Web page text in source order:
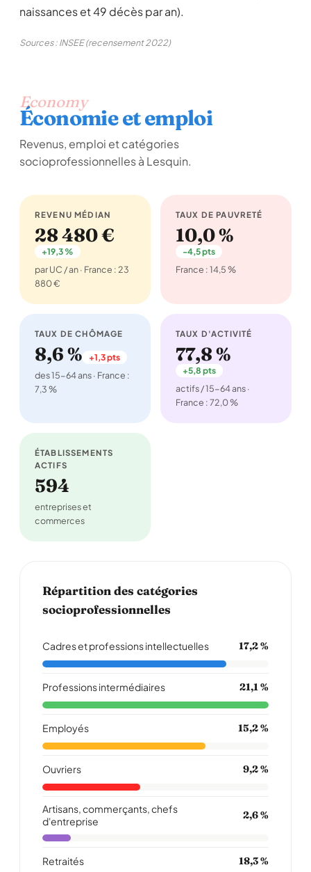
naissances et 49 décès par an).
Sources : INSEE (recensement 2022)
Economy
Économie et emploi
Revenus, emploi et catégories
socioprofessionnelles à Lesquin.
REVENU MÉDIAN
28 480 €
+19,3 %
par UC / an · France : 23
880 €
TAUX DE PAUVRETÉ
10,0 %
-4,5 pts
France : 14,5 %
TAUX DE CHÔMAGE
8,6 % +1,3 pts
des 15-64 ans · France :
7,3 %
TAUX D'ACTIVITÉ
77,8 %
+5,8 pts
actifs / 15-64 ans ·
France : 72,0 %
ÉTABLISSEMENTS
ACTIFS
594
entreprises et
commerces
Répartition des catégories
socioprofessionnelles
Cadres et professions intellectuelles 17,2 %
Professions intermédiaires 21,1 %
Employés 15,2 %
Ouvriers 9,2 %
Artisans, commerçants, chefs
d'entreprise
2,6 %
Retraités 18,3 %